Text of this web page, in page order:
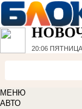
20:06
МЕНЮ
АВТО